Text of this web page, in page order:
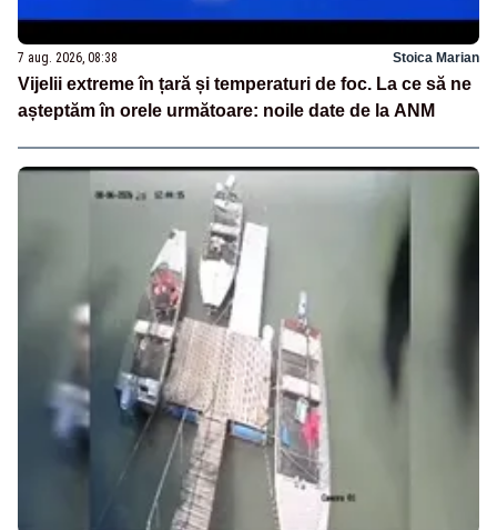
7 aug. 2026, 08:38 Stoica Marian
Vijelii extreme în țară și temperaturi de foc. La ce să ne
așteptăm în orele următoare: noile date de la ANM